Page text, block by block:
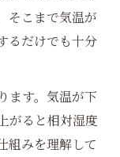
そこまで気温が
るだけでも十分
ます。気温が下
がると相対湿度
組みを理解して